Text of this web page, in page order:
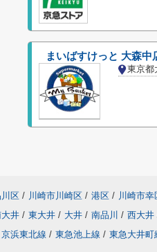
まいばすけっと 大森中
東京都
区 / 川崎市川崎区 / 港区 / 川崎市幸
井 / 東大井 / 大井 / 南品川 / 西大井
京浜東北線 / 東急池上線 / 東急大井町